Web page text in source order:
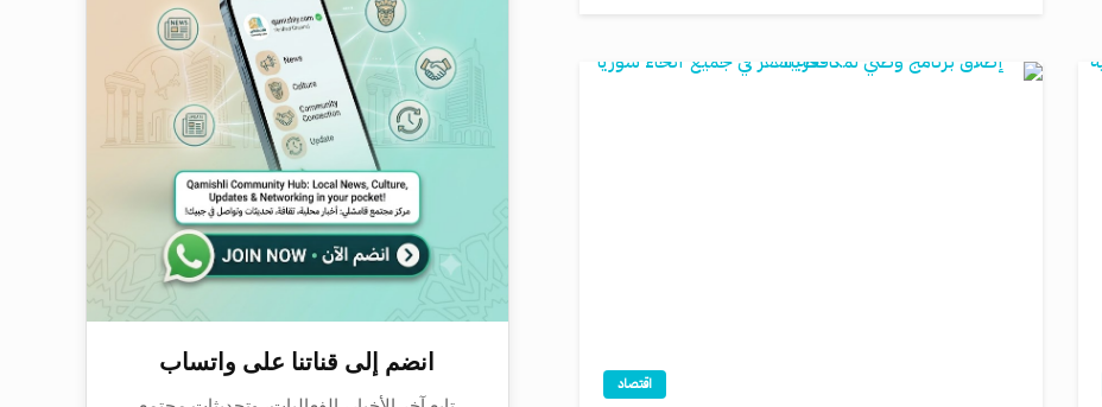
اقتصاد
انضم إلى قناتنا على واتساب